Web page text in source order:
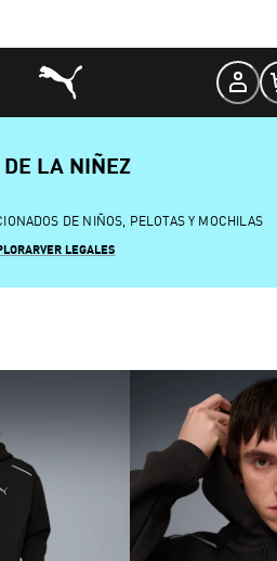
LA NIÑEZ
DE NIÑOS, PELOTAS Y MOCHILAS
VER LEGALES